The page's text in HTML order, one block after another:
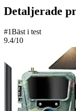
Detaljerade
#1Bäst i test
9.4/10